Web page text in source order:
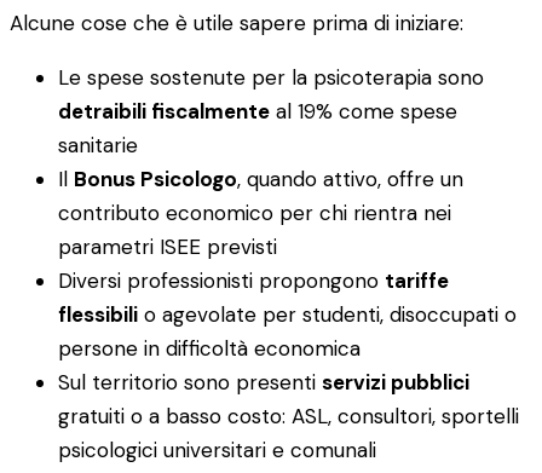
Alcune cose che è utile sapere prima di iniziare:
Le spese sostenute per la psicoterapia sono
detraibili fiscalmente al 19% come spese
sanitarie
Il Bonus Psicologo, quando attivo, offre un
contributo economico per chi rientra nei
parametri ISEE previsti
Diversi professionisti propongono tariffe
flessibili o agevolate per studenti, disoccupati o
persone in difficoltà economica
Sul territorio sono presenti servizi pubblici
gratuiti o a basso costo: ASL, consultori, sportelli
psicologici universitari e comunali